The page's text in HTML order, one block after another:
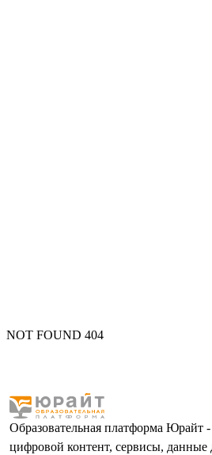
NOT FOUND 404
Образовательная платформа Юрайт -
цифровой контент, сервисы, данные